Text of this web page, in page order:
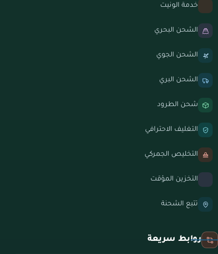
خدمة الونيت
الشحن البحري
الشحن الجوي
الشحن البري
شحن الطرود
التغليف الاحترافي
التخليص الجمركي
التخزين المؤقت
تتبع الشحنة
روابط سريعة